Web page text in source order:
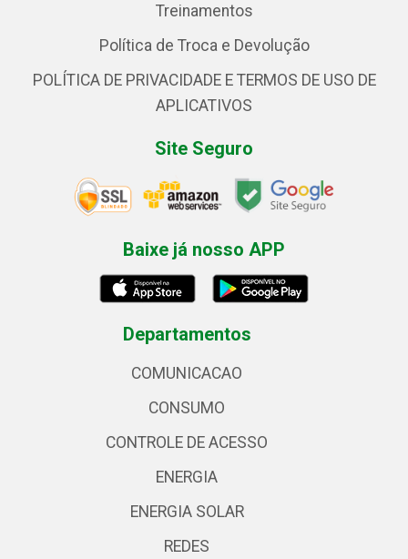
Treinamentos
Política de Troca e Devolução
POLÍTICA DE PRIVACIDADE E TERMOS DE USO DE
APLICATIVOS
Site Seguro
Baixe já nosso APP
Departamentos
COMUNICACAO
CONSUMO
CONTROLE DE ACESSO
ENERGIA
ENERGIA SOLAR
REDES